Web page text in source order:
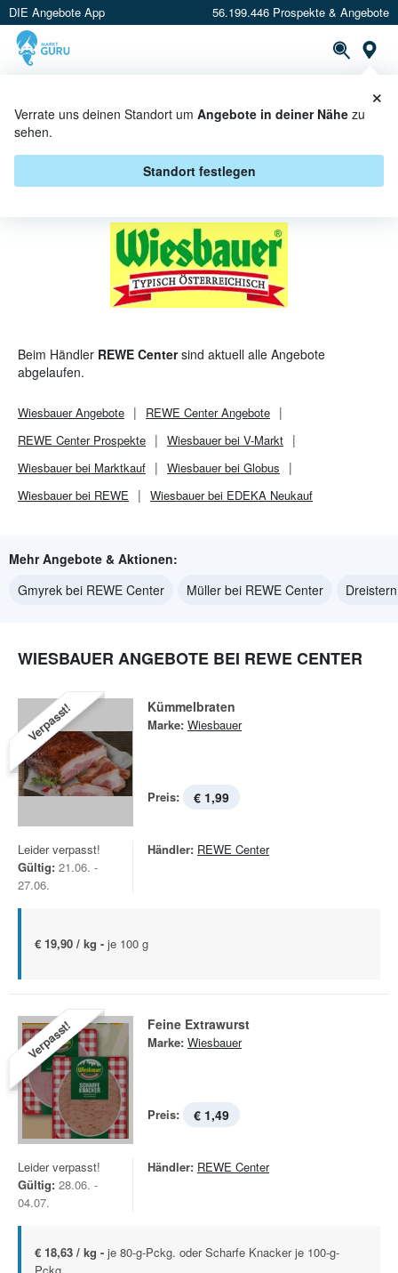
DIE Angebote App 56.199.446 Prospekte & Angebote
Verrate uns deinen Standort um Angebote in deiner Nähe zu
sehen.
Standort festlegen
×
WIESBAUER BEI REWE CENTER -
ANGEBOTE & AKTIONEN
Beim Händler REWE Centersind aktuell alle Angebote
abgelaufen.
WiesbauerAngebote REWE CenterAngebote
REWE CenterProspekte
Wiesbauer bei V-Markt
Wiesbauer bei Marktkauf
Wiesbauer bei Globus
Wiesbauer bei REWE
Wiesbauer bei EDEKA Neukauf
Mehr Angebote & Aktionen:
Gmyrek bei REWE Center
Müller bei REWE Center
WIESBAUER ANGEBOTE BEI REWE CENTER
Verpasst! Kümmelbraten
Marke: Wiesbauer
Preis: € 1,99
Leider verpasst!
Gültig: 21.06. -
27.06.
Händler: REWE Center
€ 19,90 / kg - je 100 g
Verpasst! Feine Extrawurst
Marke: Wiesbauer
Preis: € 1,49
Leider verpasst!
Gültig: 28.06. -
04.07.
Händler: REWE Center
€ 18,63 / kg - je 80-g-Pckg. oder Scharfe Knacker je 100-g-